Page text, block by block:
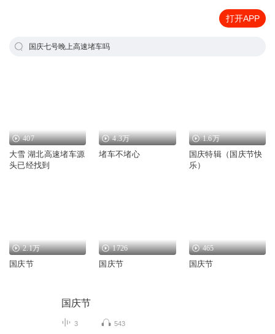
打开APP
国庆七号晚上高速堵车吗
407
大雪 湖北高速堵车源
头已经找到
4.3万
堵车不堵心
1.6万
国庆特辑（国庆节快
乐）
2.1万
国庆节
1726
国庆节
465
国庆节
国庆节
3 543